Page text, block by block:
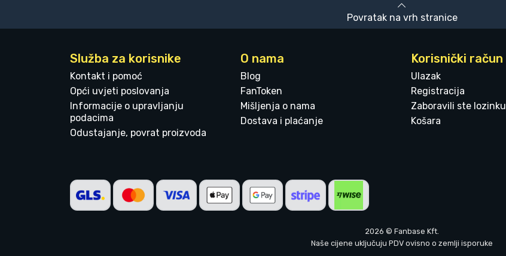
Povratak na vrh stranice
Služba za korisnike
Kontakt i pomoć
Opći uvjeti poslovanja
Informacije o upravljanju
podacima
Odustajanje, povrat proizvoda
O nama
Blog
FanToken
Mišljenja o nama
Dostava i plaćanje
Korisnički račun
Ulazak
Registracija
Zaboravili ste lozinku
Košara
2026 © Fanbase Kft.
Naše cijene uključuju PDV ovisno o zemlji isporuke